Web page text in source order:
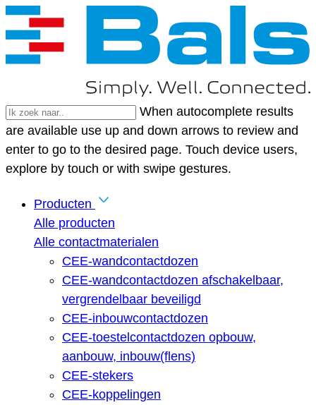
When autocomplete results
are available use up and down arrows to review and
enter to go to the desired page. Touch device users,
explore by touch or with swipe gestures.
Producten
Alle producten
Alle contactmaterialen
CEE-wandcontactdozen
CEE-wandcontactdozen afschakelbaar,
vergrendelbaar beveiligd
CEE-inbouwcontactdozen
CEE-toestelcontactdozen opbouw,
aanbouw, inbouw(flens)
CEE-stekers
CEE-koppelingen